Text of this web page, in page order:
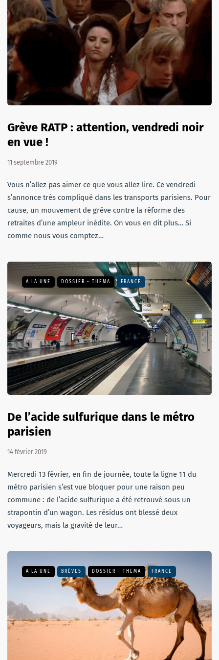
Grève RATP : attention, vendredi noir
en vue !
11 septembre 2019
Vous n’allez pas aimer ce que vous allez lire. Ce vendredi
s’annonce très compliqué dans les transports parisiens. Pour
cause, un mouvement de grève contre la réforme des
retraites d’une ampleur inédite. On vous en dit plus… Si
comme nous vous comptez…
A LA UNE DOSSIER - THEMA FRANCE
De l’acide sulfurique dans le métro
parisien
14 février 2019
Mercredi 13 février, en fin de journée, toute la ligne 11 du
métro parisien s’est vue bloquer pour une raison peu
commune : de l’acide sulfurique a été retrouvé sous un
strapontin d’un wagon. Les résidus ont blessé deux
voyageurs, mais la gravité de leur…
A LA UNE BRÈVES DOSSIER - THEMA FRANCE